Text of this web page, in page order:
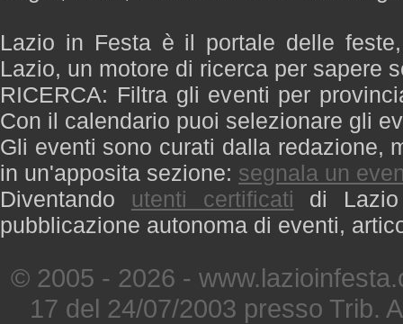
Lazio in Festa è il portale delle
Lazio, un motore di ricerca per sapere
RICERCA: Filtra gli eventi per
Con il calendario puoi selezionare gli
Gli eventi sono curati dalla redazione,
in un'apposita sezione: segnala un
Diventando utenti certificati di
pubblicazione autonoma di eventi,
© 2005 - 2026 -
17 del 24/07/2003 presso Trib.